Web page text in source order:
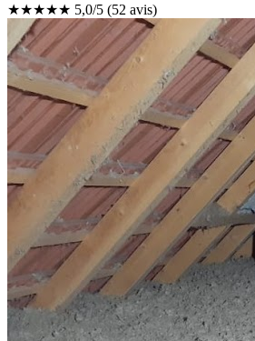
★★★★★ 5,0/5 (52 avis)